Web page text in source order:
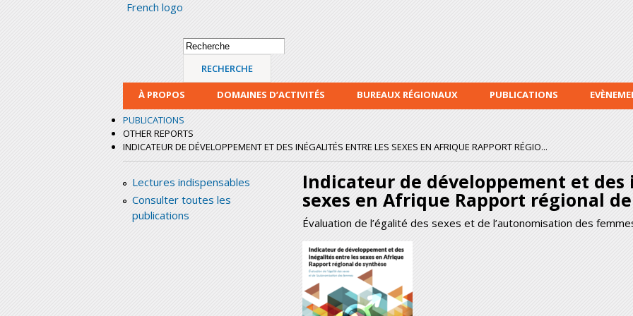
French logo
Formulaire de
recherche
Recherche
À PROPOS DOMAINES D’ACTIVITÉS BUREAUX RÉGIONAUX PUBLICATIONS
PUBLICATIONS
OTHER REPORTS
INDICATEUR DE DÉVELOPPEMENT ET DES INÉGALITÉS ENTRE LES SEXES EN AFRIQUE RAPPORT RÉGIO...
Lectures indispensables
Consulter toutes les
publications
Indicateur de développement et
sexes en Afrique Rapport régional
Évaluation de l’égalité des sexes et de l’autonomisation des